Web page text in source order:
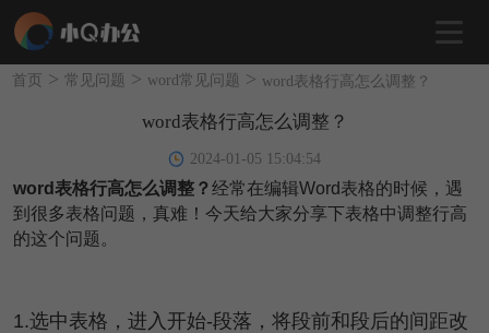
首页 > 常见问题 > word常见问题 > word表格行高怎么调整？
word表格行高怎么调整？
2024-01-05 15:04:54
word表格行高怎么调整？经常在编辑Word表格的时候，遇
到很多表格问题，真难！今天给大家分享下表格中调整行高
的这个问题。
1.选中表格，进入开始-段落，将段前和段后的间距改